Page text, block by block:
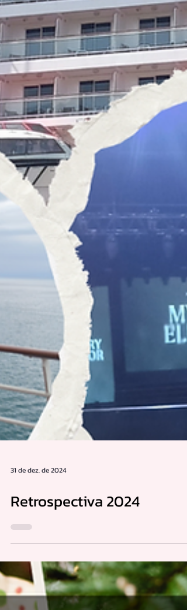
Sabrina Nogueira
Olá! Eu sou a Sabrina Nogueira, tenho 32
anos, moro no interior do Rio de Janeiro e
sou formada em jornalismo.
Decidi criar esse espaço para falar sobre
as coisas que mais amo.
Como doramas, produtinhos de beleza e
também séries, filmes, viagem e muito
mais.
Aqui você vai descobrir o que penso, o
que faço e do que eu realmente gosto.
Retrospectiva 2024